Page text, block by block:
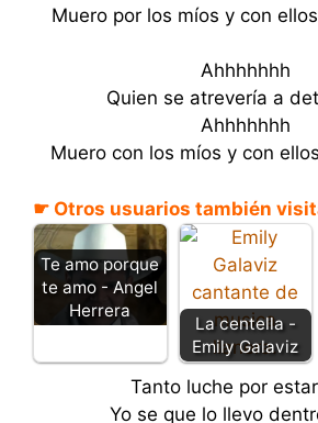
Muero por los míos y con
Ahhhhhhh
Quien se atrevería a
Ahhhhhhh
Muero con los míos y con
☛ Otros usuarios también
Te amo porque
te amo - Angel
Herrera
La centella -
Emily Galaviz
Tanto luche por
Yo se que lo llevo